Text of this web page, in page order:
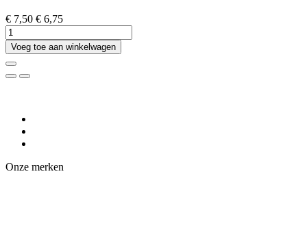
€ 7,50 € 6,75
Voeg toe aan winkelwagen
Onze merken